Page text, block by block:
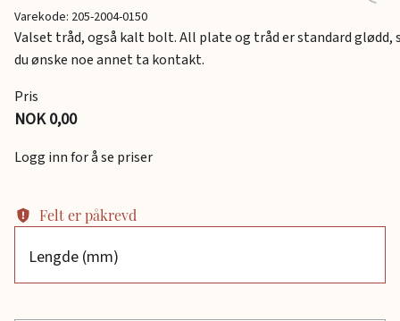
Varekode: 205-2004-0150
Valset tråd, også kalt bolt. All plate og tråd er standard glødd,
du ønske noe annet ta kontakt.
Pris
NOK 0,00
Logg inn for å se priser
Felt er påkrevd
Lengde (mm)